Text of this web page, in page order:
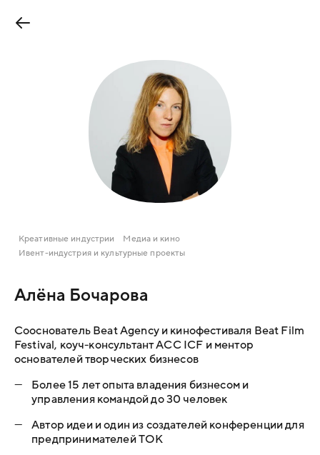
Креативные индустрии
Медиа и кино
Ивент-индустрия и культурные проекты
Алёна Бочарова
Сооснователь Beat Agency и кинофестиваля Beat Film
Festival, коуч-консультант ACC ICF и ментор
основателей творческих бизнесов
—
Более 15 лет опыта владения бизнесом и
управления командой до 30 человек
—
Автор идеи и один из создателей конференции для
предпринимателей ТОК